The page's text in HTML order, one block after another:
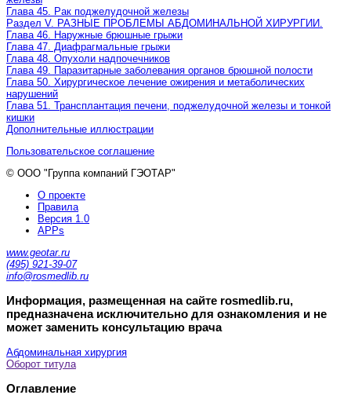
Глава 45. Рак поджелудочной железы
Раздел V. РАЗНЫЕ ПРОБЛЕМЫ АБДОМИНАЛЬНОЙ ХИРУРГИИ.
Глава 46. Наружные брюшные грыжи
Глава 47. Диафрагмальные грыжи
Глава 48. Опухоли надпочечников
Глава 49. Паразитарные заболевания органов брюшной полости
Глава 50. Хирургическое лечение ожирения и метаболических
нарушений
Глава 51. Трансплантация печени, поджелудочной железы и тонкой
кишки
Дополнительные иллюстрации
Пользовательское соглашение
© ООО "Группа компаний ГЭОТАР"
О проекте
Правила
Версия 1.0
APPs
www.geotar.ru
(495) 921-39-07
info@rosmedlib.ru
Информация, размещенная на сайте rosmedlib.ru,
предназначена исключительно для ознакомления и не
может заменить консультацию врача
Абдоминальная хирургия
Оборот титула
Оглавление